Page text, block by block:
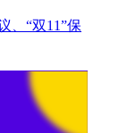
、“双11”保